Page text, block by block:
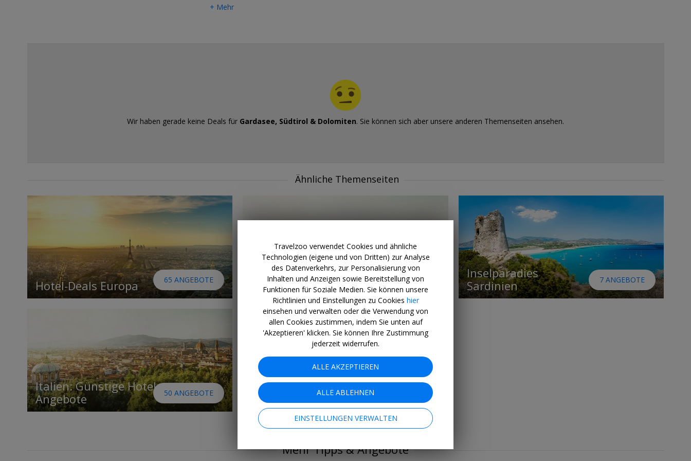
+ Mehr
Wir haben gerade keine Deals für Gardasee, Südtirol & Dolomiten. Sie können sich aber unsere anderen Themenseiten ansehen.
Ähnliche Themenseiten
Hotel-Deals Europa 65 ANGEBOTE Hotels in Italien 10 ANGEBOTE
Inselparadies
Sardinien
7 ANGEBOTE
Italien: Günstige Hotel-
Angebote
50 ANGEBOTE
Mehr Tipps & Angebote
Travelzoo verwendet Cookies und ähnliche
Technologien (eigene und von Dritten) zur Analyse
des Datenverkehrs, zur Personalisierung von
Inhalten und Anzeigen sowie Bereitstellung von
Funktionen für Soziale Medien. Sie können unsere
Richtlinien und Einstellungen zu Cookies hier
einsehen und verwalten oder die Verwendung von
allen Cookies zustimmen, indem Sie unten auf
'Akzeptieren' klicken. Sie können Ihre Zustimmung
jederzeit widerrufen.
ALLE AKZEPTIEREN
ALLE ABLEHNEN
EINSTELLUNGEN VERWALTEN